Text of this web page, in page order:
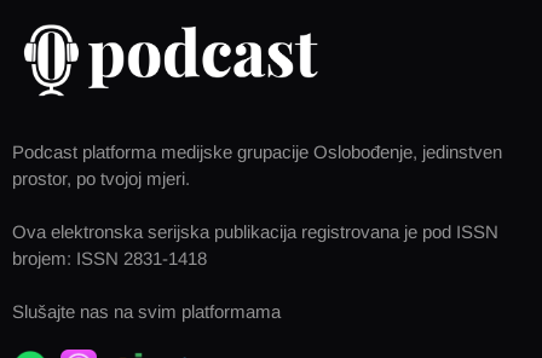
Podcast platforma medijske grupacije Oslobođenje, jedinstven
prostor, po tvojoj mjeri.
Ova elektronska serijska publikacija registrovana je pod ISSN
brojem: ISSN 2831-1418
Slušajte nas na svim platformama